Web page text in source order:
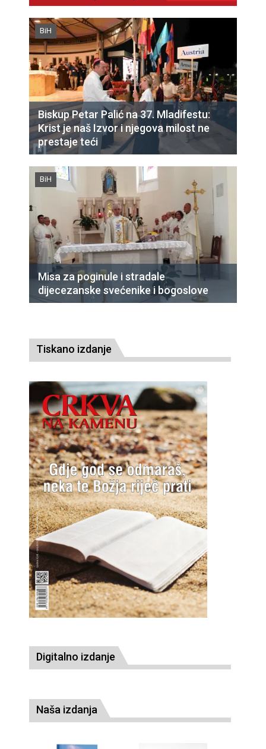
BiH
Biskup Petar Palić na 37. Mladifestu:
Krist je naš Izvor i njegova milost ne
prestaje teći
BiH
Misa za poginule i stradale
dijecezanske svećenike i bogoslove
Tiskano izdanje
Digitalno izdanje
Naša izdanja